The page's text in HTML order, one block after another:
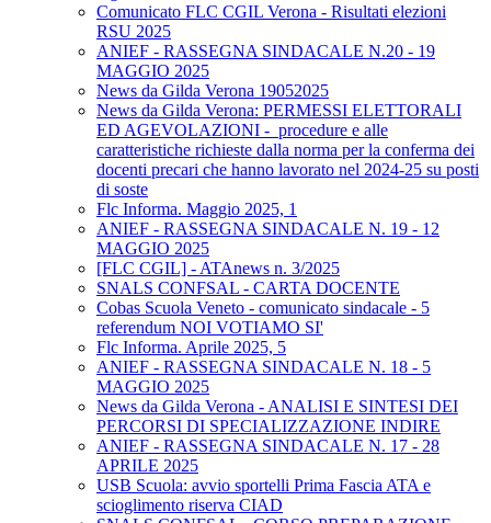
Comunicato FLC CGIL Verona - Risultati elezioni
RSU 2025
ANIEF - RASSEGNA SINDACALE N.20 - 19
MAGGIO 2025
News da Gilda Verona 19052025
News da Gilda Verona: PERMESSI ELETTORALI
ED AGEVOLAZIONI - procedure e alle
caratteristiche richieste dalla norma per la conferma dei
docenti precari che hanno lavorato nel 2024-25 su posti
di soste
Flc Informa. Maggio 2025, 1
ANIEF - RASSEGNA SINDACALE N. 19 - 12
MAGGIO 2025
[FLC CGIL] - ATAnews n. 3/2025
SNALS CONFSAL - CARTA DOCENTE
Cobas Scuola Veneto - comunicato sindacale - 5
referendum NOI VOTIAMO SI'
Flc Informa. Aprile 2025, 5
ANIEF - RASSEGNA SINDACALE N. 18 - 5
MAGGIO 2025
News da Gilda Verona - ANALISI E SINTESI DEI
PERCORSI DI SPECIALIZZAZIONE INDIRE
ANIEF - RASSEGNA SINDACALE N. 17 - 28
APRILE 2025
USB Scuola: avvio sportelli Prima Fascia ATA e
scioglimento riserva CIAD